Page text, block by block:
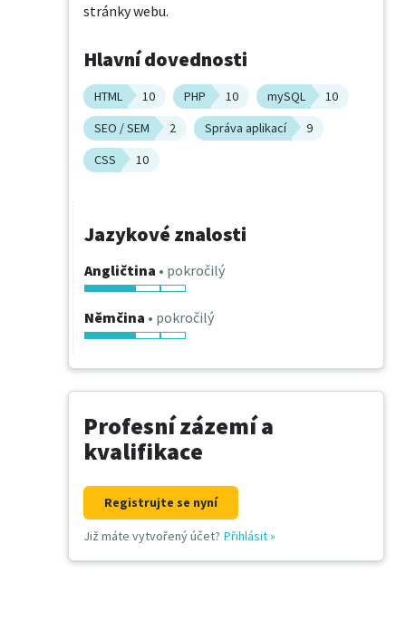
stránky webu.
Hlavní dovednosti
HTML 10 PHP 10 mySQL
10
SEO / SEM
2 Správa aplikací
9
CSS
10
Jazykové znalosti
Angličtina • pokročilý
Němčina • pokročilý
Profesní zázemí a
kvalifikace
Registrujte se nyní
Již máte vytvořený účet? Přihlásit»